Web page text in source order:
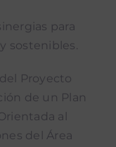
para
sostenibles.
Proyecto
de un Plan
al
del Área